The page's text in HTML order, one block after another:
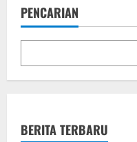
PENCARIAN
BERITA TERBARU